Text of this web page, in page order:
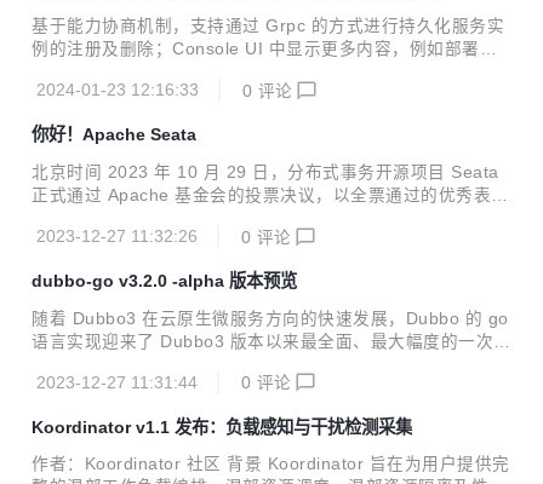
基于能力协商机制，支持通过 Grpc 的方式进行持久化服务实
例的注册及删除；Console UI 中显示更多内容，例如部署模
2024-01-23 12:16:33
0 评论
你好！Apache Seata
北京时间 2023 年 10 月 29 日，分布式事务开源项目 Seata
正式通过 Apache 基金会的投票决议，以全票通过的优秀表现
2023-12-27 11:32:26
0 评论
dubbo-go v3.2.0 -alpha 版本预览
随着 Dubbo3 在云原生微服务方向的快速发展，Dubbo 的 go
语言实现迎来了 Dubbo3 版本以来最全面、最大幅度的一次升
测能力等。
2023-12-27 11:31:44 0 评论
Koordinator v1.1 发布：负载感知与干扰检测采集
作者：Koordinator 社区 背景 Koordinator 旨在为用户提供完